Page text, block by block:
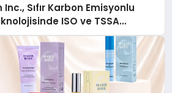
Sıfır Karbon Emisyonlu
ISO ve TSSA
Aldı